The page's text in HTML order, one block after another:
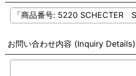
お問い合わせ内容 (Inquiry Details)